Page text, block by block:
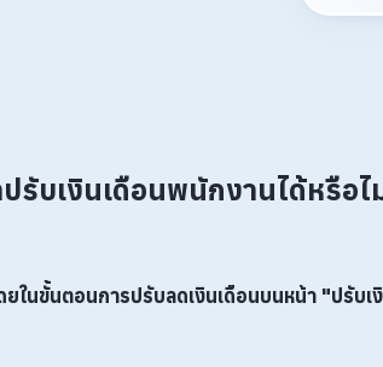
รับเงินเดือนพนักงานได้หรือไ
ในขั้นตอนการปรับลดเงินเดือนบนหน้า "ปรับ